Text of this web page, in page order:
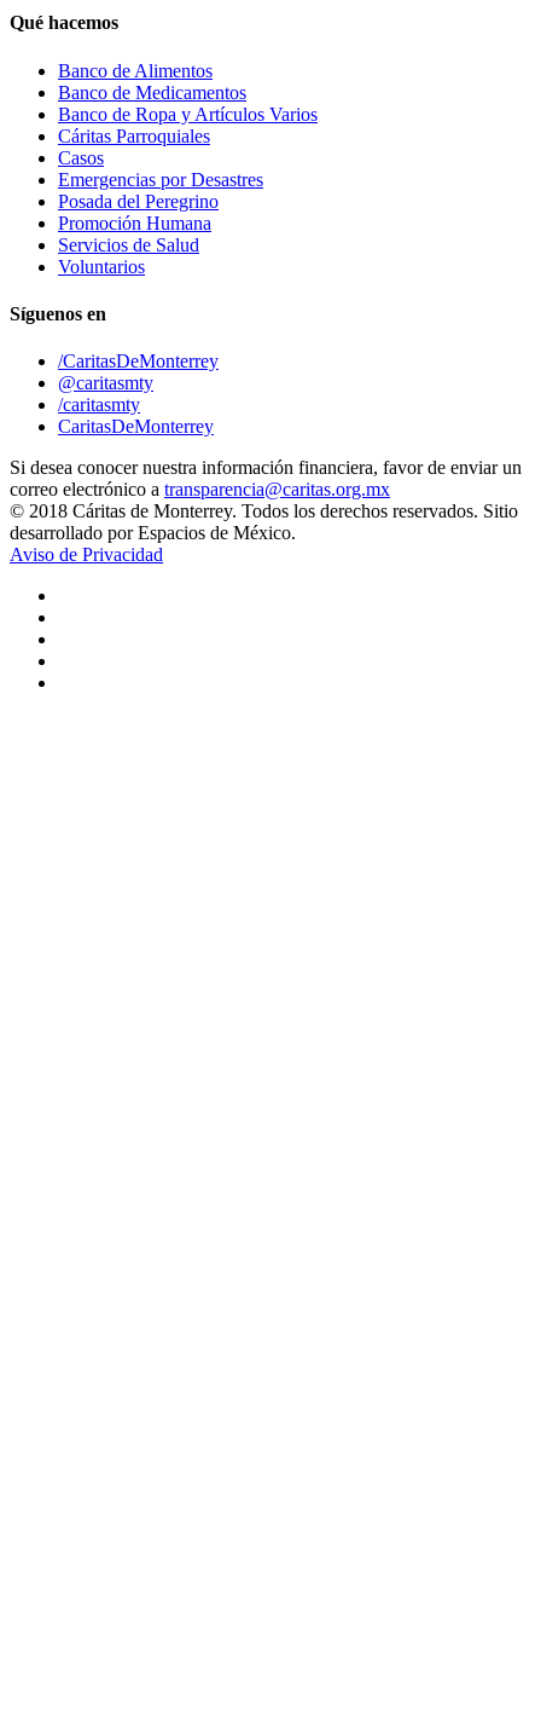
Qué hacemos
Banco de Alimentos
Banco de Medicamentos
Banco de Ropa y Artículos Varios
Cáritas Parroquiales
Casos
Emergencias por Desastres
Posada del Peregrino
Promoción Humana
Servicios de Salud
Voluntarios
Síguenos en
/CaritasDeMonterrey
@caritasmty
/caritasmty
CaritasDeMonterrey
Si desea conocer nuestra información financiera, favor de enviar un
correo electrónico a transparencia@caritas.org.mx
© 2018 Cáritas de Monterrey. Todos los derechos reservados. Sitio
desarrollado por Espacios de México.
Aviso de Privacidad